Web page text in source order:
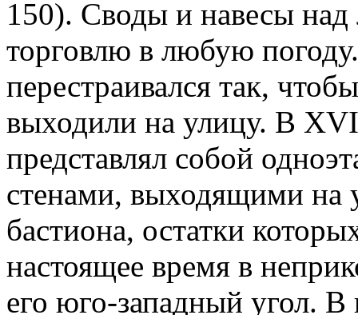
150). Своды и навесы над
торговлю в любую
перестраивался так,
выходили на улицу. В
представлял собой
стенами, выходящими на
бастиона, остатки
настоящее время в
его юго-западный угол. В